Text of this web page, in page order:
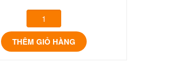
THÊM GIỎ HÀNG